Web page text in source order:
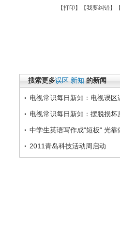
【打印 】【我要纠错】【
搜索更多误区 新知 的新闻
电视常识每日新知：电视误区
电视常识每日新知：摆脱损坏
中学生英语写作成“短板“ 光
2011青岛科技活动周启动